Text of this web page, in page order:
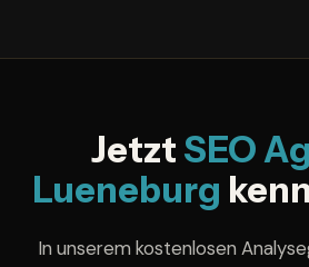
Umkreis für keinen direkten
Jetzt SEO
Lueneburg
In unserem kostenlosen